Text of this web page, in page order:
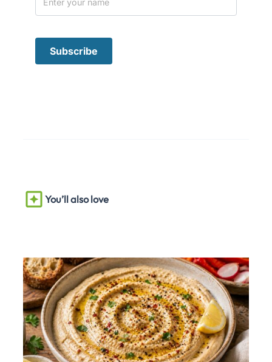
You’ll also love